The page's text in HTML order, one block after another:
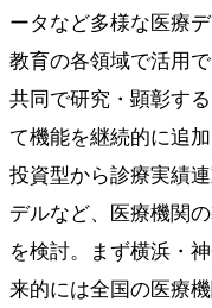
ータなど多様な医療
教育の各領域で活用
共同で研究・顕彰す
て機能を継続的に追
投資型から診療実績
デルなど、医療機関
を検討。まず横浜・
来的には全国の医療